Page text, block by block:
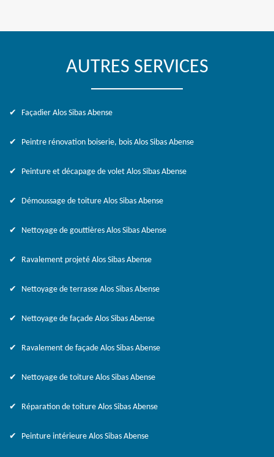
AUTRES SERVICES
Façadier Alos Sibas Abense
Peintre rénovation boiserie, bois Alos Sibas Abense
Peinture et décapage de volet Alos Sibas Abense
Démoussage de toiture Alos Sibas Abense
Nettoyage de gouttières Alos Sibas Abense
Ravalement projeté Alos Sibas Abense
Nettoyage de terrasse Alos Sibas Abense
Nettoyage de façade Alos Sibas Abense
Ravalement de façade Alos Sibas Abense
Nettoyage de toiture Alos Sibas Abense
Réparation de toiture Alos Sibas Abense
Peinture intérieure Alos Sibas Abense